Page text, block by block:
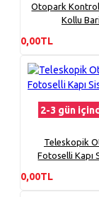
Otopark
Kollu
0,00TL
2-3 gün
Teleskopik
Fotoselli Kapı
0,00TL